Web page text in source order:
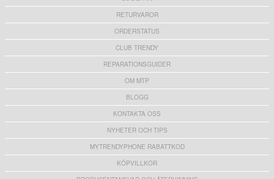
RETURVAROR
ORDERSTATUS
CLUB TRENDY
REPARATIONSGUIDER
OM MTP
BLOGG
KONTAKTA OSS
NYHETER OCH TIPS
MYTRENDYPHONE RABATTKOD
KÖPVILLKOR